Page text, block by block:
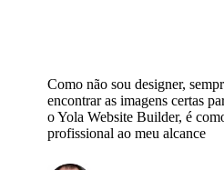
Como não sou designer,
encontrar as imagens certas
o Yola Website Builder, é
profissional ao meu alcance